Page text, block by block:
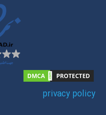
privacy policy